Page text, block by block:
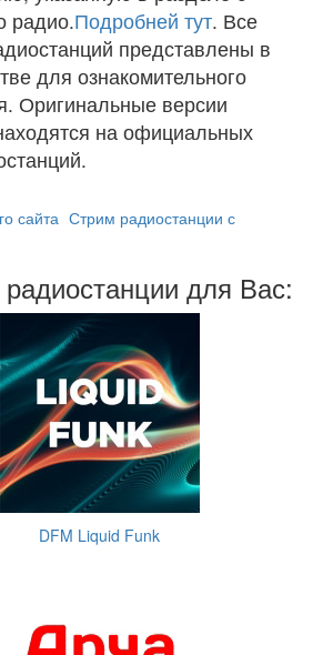
радио.Подробней тут. Все
представлены в
для ознакомительного
Оригинальные версии
на официальных
сайта Стрим радиостанции с
для Вас:
DFM Liquid Funk